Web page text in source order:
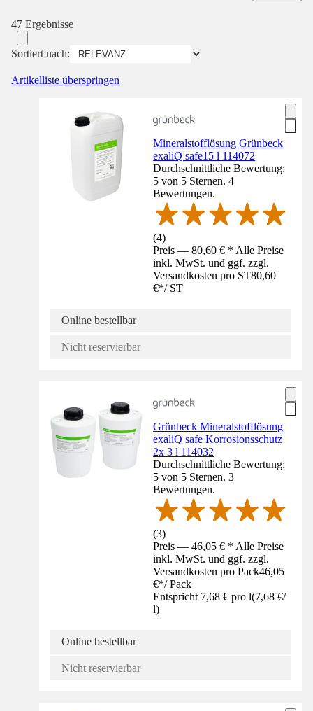
47 Ergebnisse
Sortiert nach:
Artikelliste überspringen
Mineralstofflösung Grünbeck
exaliQ safe15 l 114072
Durchschnittliche Bewertung:
5 von 5 Sternen. 4
Bewertungen.
(4)
Preis — 80,60 € * Alle Preise
inkl. MwSt. und ggf. zzgl.
Versandkosten pro ST80,60
€*/ ST
Online bestellbar
Nicht reservierbar
Grünbeck Mineralstofflösung
exaliQ safe Korrosionsschutz
2x 3 l 114032
Durchschnittliche Bewertung:
5 von 5 Sternen. 3
Bewertungen.
(3)
Preis — 46,05 € * Alle Preise
inkl. MwSt. und ggf. zzgl.
Versandkosten pro Pack46,05
€*/ Pack
Entspricht 7,68 € pro l(7,68 €/
l)
Online bestellbar
Nicht reservierbar